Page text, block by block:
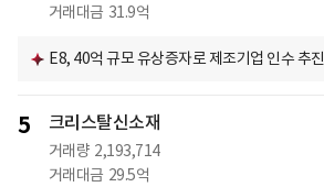
거래대금 31.9억
E8, 40억 규모 유상증자로 제조기업 인수 추진
5 크리스탈신소재
거래량 2,193,714
거래대금 29.5억